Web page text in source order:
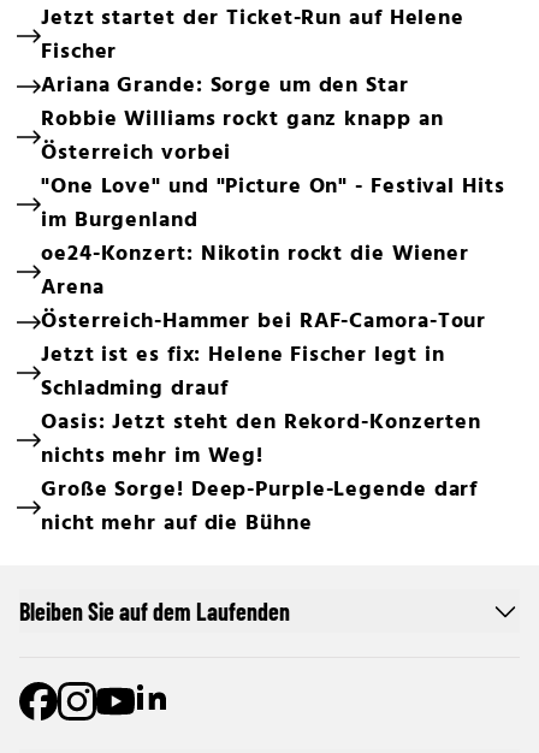
Jetzt startet der Ticket-Run auf Helene
Fischer
Ariana Grande: Sorge um den Star
Robbie Williams rockt ganz knapp an
Österreich vorbei
"One Love" und "Picture On" - Festival Hits
im Burgenland
oe24-Konzert: Nikotin rockt die Wiener
Arena
Österreich-Hammer bei RAF-Camora-Tour
Jetzt ist es fix: Helene Fischer legt in
Schladming drauf
Oasis: Jetzt steht den Rekord-Konzerten
nichts mehr im Weg!
Große Sorge! Deep-Purple-Legende darf
nicht mehr auf die Bühne
Bleiben Sie auf dem Laufenden